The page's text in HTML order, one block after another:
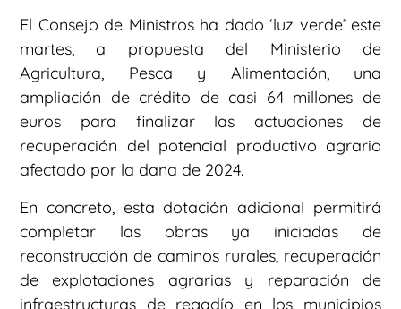
El Consejo de Ministros ha dado ‘luz verde’ este
martes, a propuesta del Ministerio de
Agricultura, Pesca y Alimentación, una
ampliación de crédito de casi 64 millones de
euros para finalizar las actuaciones de
recuperación del potencial productivo agrario
afectado por la dana de 2024.
En concreto, esta dotación adicional permitirá
completar las obras ya iniciadas de
reconstrucción de caminos rurales, recuperación
de explotaciones agrarias y reparación de
infraestructuras de regadío en los municipios